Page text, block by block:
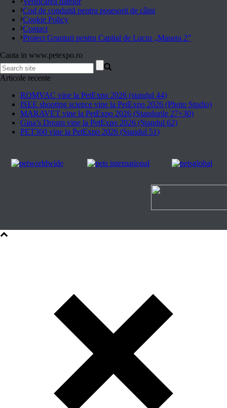
Cod de conduită pentru posesorii de câini
Cookie Policy
Contact
Proiect Granturi pentru Capital de Lucru „Masura 2”
Cauta in www.petexpo.ro
Articole recente
ROMVAC vine la PetExpo 2026 (standul 44)
ISEE shooting science vine la PetExpo 2026 (Photo Studio)
MARAVET vine la PetExpo 2026 (Standurile 27+30)
Gina’s Dream vine la PetExpo 2026 (Standul 62)
PET360 vine la PetExpo 2026 (Standul 51)